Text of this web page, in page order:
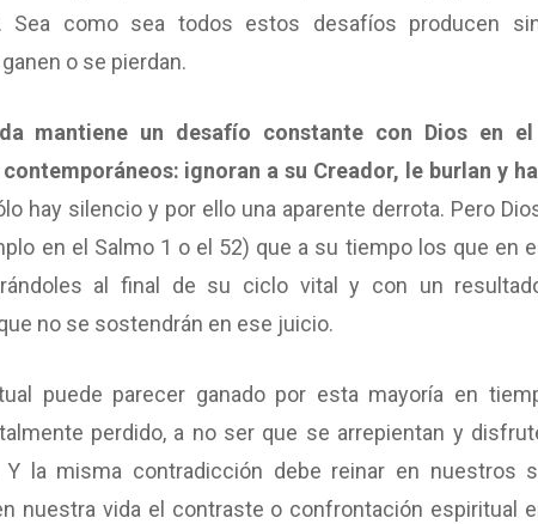
Sea como sea todos estos desafíos producen
o se pierdan.
mantiene un desafío constante con Dios en
ignoran a su Creador, le burlan y
hay silencio y por ello una aparente derrota. Pero
en el Salmo 1 o el 52) que a su tiempo los que en
al final de su ciclo vital y con un
no se sostendrán en ese juicio.
puede parecer ganado por esta mayoría en
perdido, a no ser que se arrepientan y
la misma contradicción debe reinar en nuestros
nuestra vida el contraste o confrontación espiritual